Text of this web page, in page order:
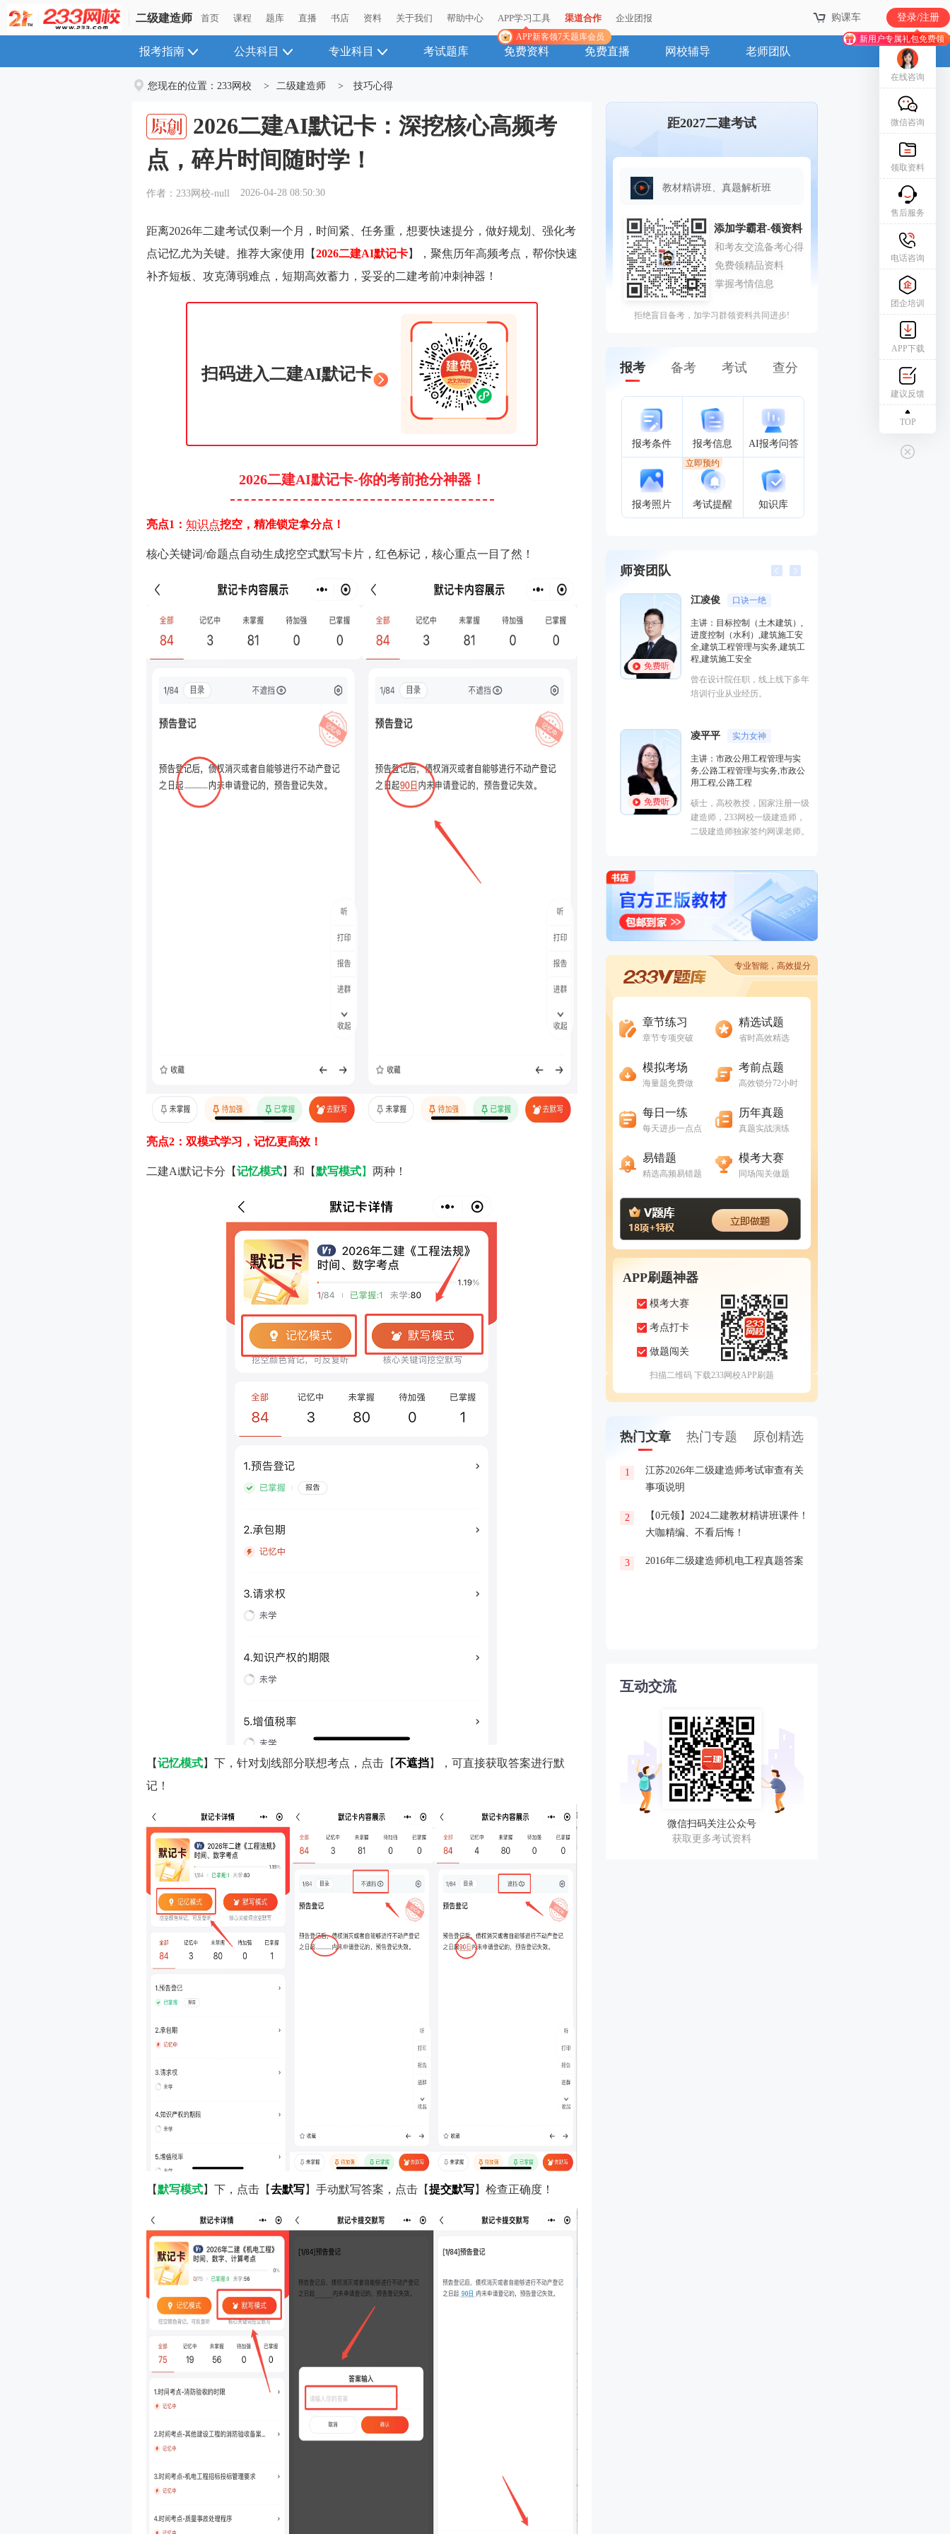
二级建造师 首页 课程 题库 直播 书店 资料 关于我们 帮助中心 APP学习工具
APP新客领7天题库会员
渠道合作 企业团报 购课车 登录/注册
新用户专属礼包免费领
二级建造师 首页 课程 题库 直播 书店 资料 关于我们 帮助中心 APP学习工具
APP新客领7天题库会员
渠道合作 企业团报 购课车 登录/注册
新用户专属礼包免费领
报考指南 公共科目 专业科目 考试题库 免费资料 免费直播 网校辅导 老师团队
您现在的位置： 233网校 > 二级建造师 > 技巧心得
2026二建AI默记卡：深挖核心高频考
点，碎片时间随时学！
作者：233网校-null 2026-04-28 08:50:30
距离2026年二建考试仅剩一个月，时间紧、任务重，想要快速提分，做好规划、强化考
点记忆尤为关键。推荐大家使用【2026二建AI默记卡】，聚焦历年高频考点，帮你快速
补齐短板、攻克薄弱难点，短期高效蓄力，妥妥的二建考前冲刺神器！
扫码进入二建AI默记卡
2026二建AI默记卡-你的考前抢分神器！
亮点1： 知识点挖空，精准锁定拿分点！
核心关键词/命题点自动生成挖空式默写卡片，红色标记，核心重点一目了然！
亮点2：双模式学习，记忆更高效！
二建Ai默记卡分【记忆模式】和【默写模式】 两种！
【记忆模式】下，针对划线部分联想考点，点击【不遮挡】，可直接获取答案进行默
记！
【默写模式】下，点击 【去默写】 手动默写答案，点击【提交默写】检查正确度！
距2027二建考试
教材精讲班、真题解析班
拒绝盲目备考，加学习群领资料共同进步!
报考 备考 考试 查分
报考条件 报考信息 AI报考问答
报考照片 考试提醒
立即预约
知识库
师资团队
免费听
江凌俊 口诀一绝
主讲：目标控制（土木建筑）,
进度控制（水利）,建筑施工安
全,建筑工程管理与实务,建筑工
程,建筑施工安全
曾在设计院任职，线上线下多年
培训行业从业经历。
免费听
凌平平 实力女神
主讲：市政公用工程管理与实
务,公路工程管理与实务,市政公
用工程,公路工程
硕士，高校教授，国家注册一级
建造师，233网校一级建造师，
二级建造师独家签约网课老师。
专业智能，高效提分
章节练习
章节专项突破
精选试题
省时高效精选
模拟考场
海量题免费做
考前点题
高效锁分72小时
每日一练
每天进步一点点
历年真题
真题实战演练
易错题
精选高频易错题
模考大赛
同场闯关做题
APP刷题神器
模考大赛
考点打卡
做题闯关
扫描二维码 下载233网校APP刷题
热门文章 热门专题 原创精选
1
江苏2026年二级建造师考试审查有关
事项说明
2
【0元领】2024二建教材精讲班课件！
大咖精编、不看后悔！
3 2016年二级建造师机电工程真题答案
互动交流
微信扫码关注公众号
获取更多考试资料
在线咨询
微信咨询
领取资料
售后服务
电话咨询
团企培训
APP下载
建议反馈
TOP